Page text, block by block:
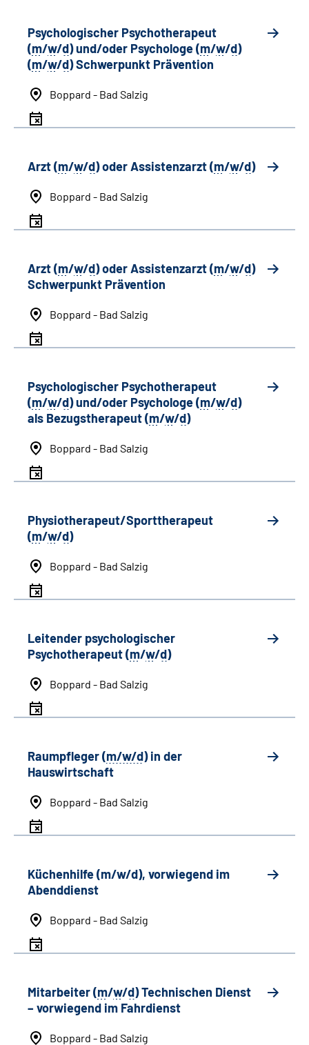
Psychologischer Psychotherapeut
(m/w/d) und/oder Psychologe (m/w/d)
(m/w/d) Schwerpunkt Prävention
Boppard - Bad Salzig
Arzt (m/w/d) oder Assistenzarzt (m/w/d)
Boppard - Bad Salzig
Arzt (m/w/d) oder Assistenzarzt (m/w/d)
Schwerpunkt Prävention
Boppard - Bad Salzig
Psychologischer Psychotherapeut
(m/w/d) und/oder Psychologe (m/w/d)
als Bezugstherapeut (m/w/d)
Boppard - Bad Salzig
Physiotherapeut/Sporttherapeut
(m/w/d)
Boppard - Bad Salzig
Leitender psychologischer
Psychotherapeut (m/w/d)
Boppard - Bad Salzig
Raumpfleger (m/w/d) in der
Hauswirtschaft
Boppard - Bad Salzig
Küchenhilfe (m/w/d), vorwiegend im
Abenddienst
Boppard - Bad Salzig
Mitarbeiter (m/w/d) Technischen Dienst
– vorwiegend im Fahrdienst
Boppard - Bad Salzig